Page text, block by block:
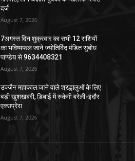
दर्ज
August 7, 2026
7अगस्त दिन शुक्रवार का सभी 12 राशियों
का भविष्यफल जाने ज्योतिर्विद पंडित सुबोध
पाण्डेय से 9634408321
August 7, 2026
उज्जैन महाकाल जाने वाले श्रद्धालुओं के लिए
बड़ी खुशखबरी, डिबाई में रुकेगी बरेली-इंदौर
एक्सप्रेस
August 7, 2026